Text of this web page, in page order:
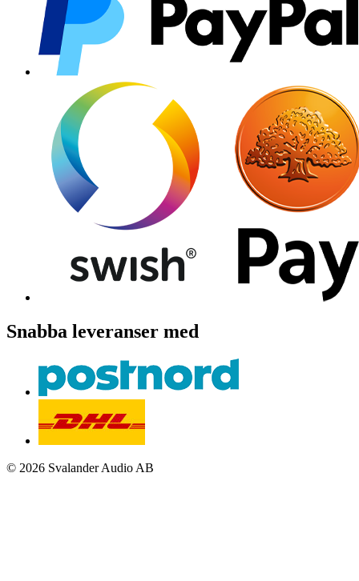
Snabba leveranser med
© 2026 Svalander Audio AB